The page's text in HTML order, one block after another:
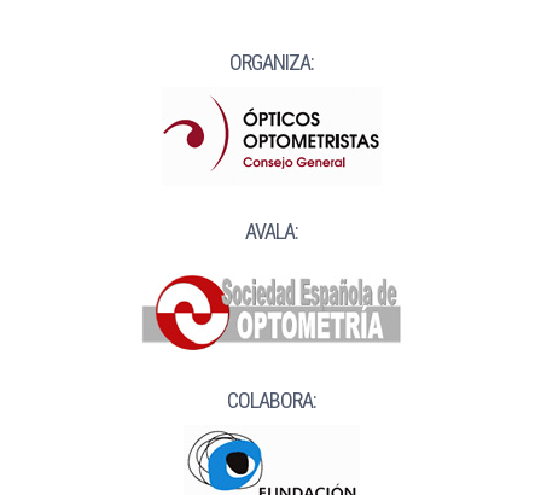
ORGANIZA:
AVALA:
COLABORA: